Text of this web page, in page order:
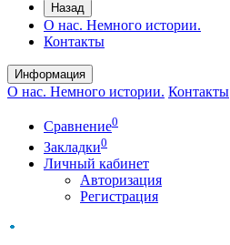
Назад
О нас. Немного истории.
Контакты
Информация
О нас. Немного истории. Контакты
Сравнение0
Закладки0
Личный кабинет
Авторизация
Регистрация